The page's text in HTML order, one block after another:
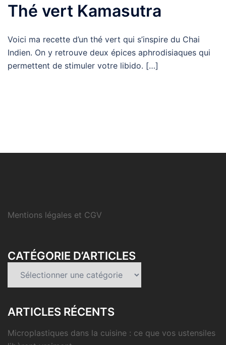
Thé vert Kamasutra
Voici ma recette d’un thé vert qui s’inspire du Chai
Indien. On y retrouve deux épices aphrodisiaques qui
permettent de stimuler votre libido. […]
Mentions légales et CGV
CATÉGORIE D’ARTICLES
d’articles
ARTICLES RÉCENTS
Microplastiques dans la cuisine : ce que vos ustensiles